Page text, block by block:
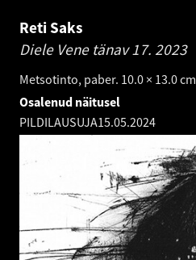
Reti Saks
Diele Vene tänav 17. 2023
Metsotinto, paber. 10.0 × 13.0 cm
Osalenud näitusel
PILDILAUSUJA15.05.2024